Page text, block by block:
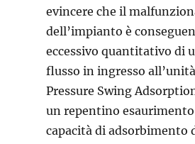
evincere che il
dell’impianto è
eccessivo quantitativo di
flusso in ingresso
Pressure Swing
un repentino
capacità di adsorbimento